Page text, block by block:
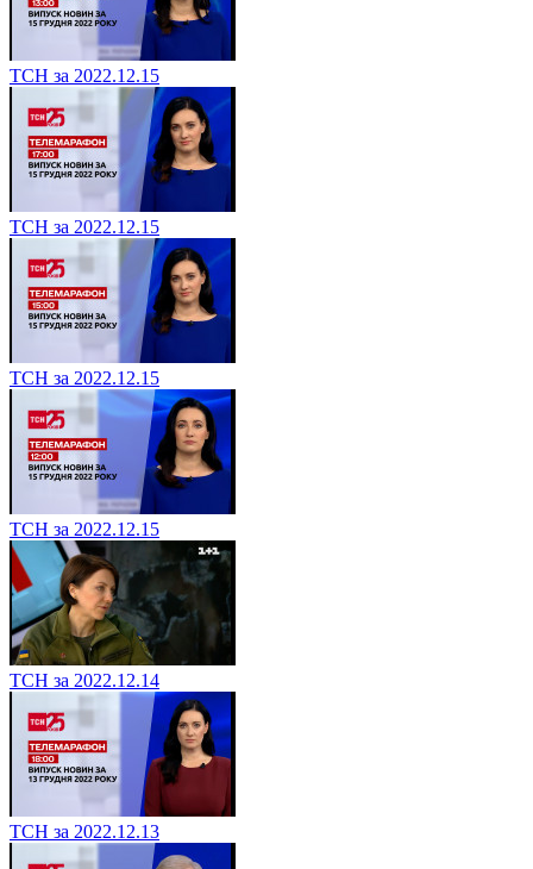
ТСН за 2022.12.15
ТСН за 2022.12.15
ТСН за 2022.12.15
ТСН за 2022.12.15
ТСН за 2022.12.14
ТСН за 2022.12.13